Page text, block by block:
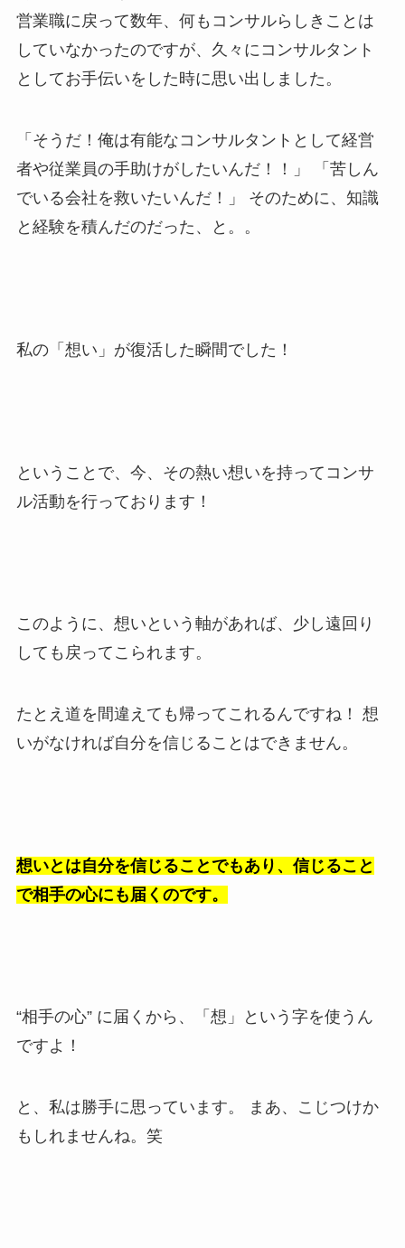
営業職に戻って数年、何もコンサルらしきことは
していなかったのですが、久々にコンサルタント
としてお手伝いをした時に思い出しました。
「そうだ！俺は有能なコンサルタントとして経営
者や従業員の手助けがしたいんだ！！」 「苦しん
でいる会社を救いたいんだ！」 そのために、知識
と経験を積んだのだった、と。。
私の「想い」が復活した瞬間でした！
ということで、今、その熱い想いを持ってコンサ
ル活動を行っております！
このように、想いという軸があれば、少し遠回り
しても戻ってこられます。
たとえ道を間違えても帰ってこれるんですね！ 想
いがなければ自分を信じることはできません。
想いとは自分を信じることでもあり、信じること
で相手の心にも届くのです。
“相手の心” に届くから、「想」という字を使うん
ですよ！
と、私は勝手に思っています。 まあ、こじつけか
もしれませんね。笑